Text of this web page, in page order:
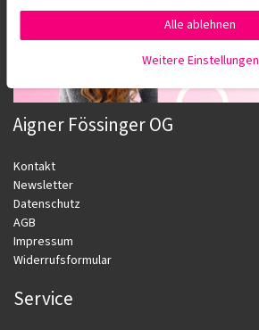
Aigner Fössinger OG
Kontakt
Newsletter
Datenschutz
AGB
Impressum
Widerrufsformular
Service
Alle ablehnen
Weitere Einstellungen